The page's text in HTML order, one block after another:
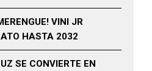
VINI JR
HASTA 2032
SE CONVIERTE EN